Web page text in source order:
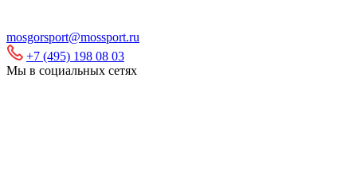
mosgorsport@mossport.ru
+7 (495) 198 08 03
Мы в социальных сетях